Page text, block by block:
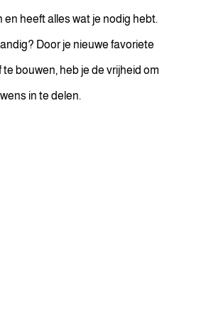
en heeft alles wat je nodig hebt.
Door je nieuwe favoriete
bouwen, heb je de vrijheid om
in te delen.